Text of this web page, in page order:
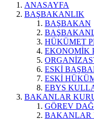
ANASAYFA
BAŞBAKANLIK
BAŞBAKAN
HÜKÜMET
EKONOMİK
ESKİ
ESKİ
EBYS
BAKANLAR
GÖREV
BAKANLAR